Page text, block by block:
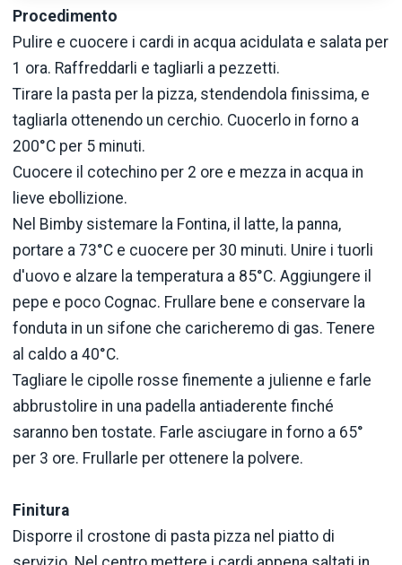
Procedimento
Pulire e cuocere i cardi in acqua acidulata e salata per
1 ora. Raffreddarli e tagliarli a pezzetti.
Tirare la pasta per la pizza, stendendola finissima, e
tagliarla ottenendo un cerchio. Cuocerlo in forno a
200°C per 5 minuti.
Cuocere il cotechino per 2 ore e mezza in acqua in
lieve ebollizione.
Nel Bimby sistemare la Fontina, il latte, la panna,
portare a 73°C e cuocere per 30 minuti. Unire i tuorli
d'uovo e alzare la temperatura a 85°C. Aggiungere il
pepe e poco Cognac. Frullare bene e conservare la
fonduta in un sifone che caricheremo di gas. Tenere
al caldo a 40°C.
Tagliare le cipolle rosse finemente a julienne e farle
abbrustolire in una padella antiaderente finché
saranno ben tostate. Farle asciugare in forno a 65°
per 3 ore. Frullarle per ottenere la polvere.
Finitura
Disporre il crostone di pasta pizza nel piatto di